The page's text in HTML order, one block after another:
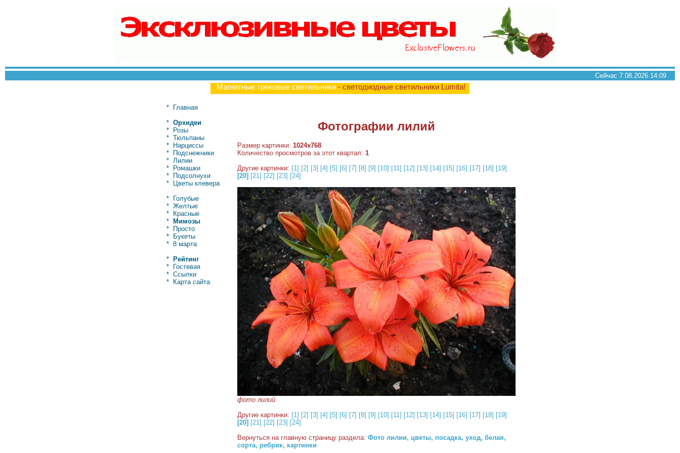
Сейчас 7.08.2026 14:09
Магнитные трековые светильники - светодиодные светильники Lumita!
*
Главная
* Орхидеи
*
Розы
* Тюльпаны
*
Нарциссы
*
Подснежники
* Лилии
*
Ромашки
*
Подсолнухи
*
Цветы клевера
*
Голубые
* Желтые
*
Красные
*
Мимозы
*
Просто
*
Букеты
* 8 марта
*
Рейтинг
*
Гостевая
* Ссылки
*
Карта сайта
Фотографии лилий
Размер картинки: 1024x768
Количество просмотров за этот квартал: 1
Другие картинки: [1] [2] [3] [4] [5] [6] [7] [8] [9] [10] [11] [12] [13] [14] [15] [16] [17] [18] [19]
[20] [21] [22] [23] [24]
фото лилий
Другие картинки: [1] [2] [3] [4] [5] [6] [7] [8] [9] [10] [11] [12] [13] [14] [15] [16] [17] [18] [19]
[20] [21] [22] [23] [24]
Вернуться на главную страницу раздела: Фото лилии, цветы, посадка, уход, белая,
сорта, ребрик, картинки